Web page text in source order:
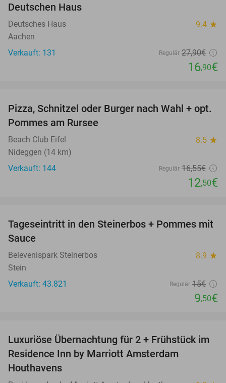
Deutschen Haus
Deutsches Haus 9.4 star
Aachen
Verkauft: 131
Regulär 27,90€
16,90€
24%
Pizza, Schnitzel oder Burger nach Wahl + opt.
Pommes am Rursee
Beach Club Eifel 8.5 star
Nideggen (14 km)
Verkauft: 144
Regulär 16,55€
12,50€
37%
Tageseintritt in den Steinerbos + Pommes mit
Sauce
Belevenispark Steinerbos 8.9 star
Stein
Verkauft: 43.821
Regulär 15€
9,50€
43%
Luxuriöse Übernachtung für 2 + Frühstück im
Residence Inn by Marriott Amsterdam
Houthavens